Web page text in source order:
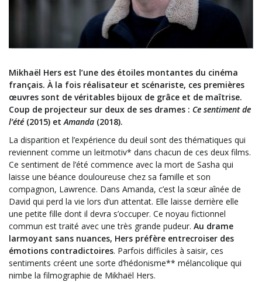
Mikhaël Hers est l’une des étoiles montantes du cinéma
français. À la fois réalisateur et scénariste, ces premières
œuvres sont de véritables bijoux de grâce et de maîtrise.
Coup de projecteur sur deux de ses drames : Ce sentiment de
l’été (2015) etAmanda (2018).
La disparition et l’expérience du deuil sont des thématiques qui
reviennent comme un leitmotiv* dans chacun de ces deux films.
Ce sentiment de l’été commence avec la mort de Sasha qui
laisse une béance douloureuse chez sa famille et son
compagnon, Lawrence. Dans Amanda, c’est la sœur aînée de
David qui perd la vie lors d’un attentat. Elle laisse derrière elle
une petite fille dont il devra s’occuper. Ce noyau fictionnel
commun est traité avec une très grande pudeur. Au drame
larmoyant sans nuances, Hers préfère entrecroiser des
émotions contradictoires. Parfois difficiles à saisir, ces
sentiments créent une sorte d’hédonisme** mélancolique qui
nimbe la filmographie de Mikhaël Hers.